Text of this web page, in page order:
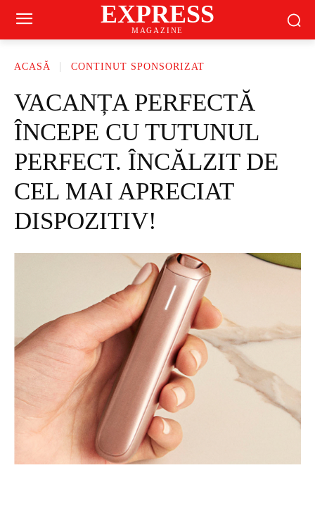
EXPRESS
MAGAZINE
ACASĂ CONTINUT SPONSORIZAT
VACANȚA PERFECTĂ
ÎNCEPE CU TUTUNUL
PERFECT. ÎNCĂLZIT DE
CEL MAI APRECIAT
DISPOZITIV!